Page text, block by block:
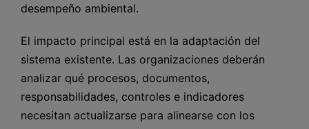
desempeño ambiental.
El impacto principal está en la adaptación del
sistema existente. Las organizaciones deberán
analizar qué procesos, documentos,
responsabilidades, controles e indicadores
necesitan actualizarse para alinearse con los